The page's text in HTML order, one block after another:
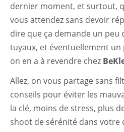
dernier moment, et surtout,
vous attendez sans devoir
dire que ça demande un peu
tuyaux, et éventuellement un
on en a à revendre chez
Allez, on vous partage sans
conseils pour éviter les
la clé, moins de stress, plus
shoot de sérénité dans votre